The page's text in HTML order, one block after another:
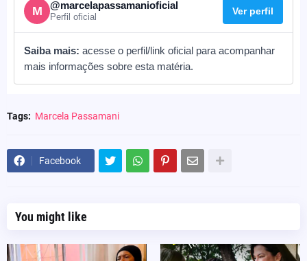
M @marcelapassamanioficial
Perfil oficial
Ver perfil
Saiba mais: acesse o perfil/link oficial para acompanhar
mais informações sobre esta matéria.
Tags: Marcela Passamani
Facebook
You might like